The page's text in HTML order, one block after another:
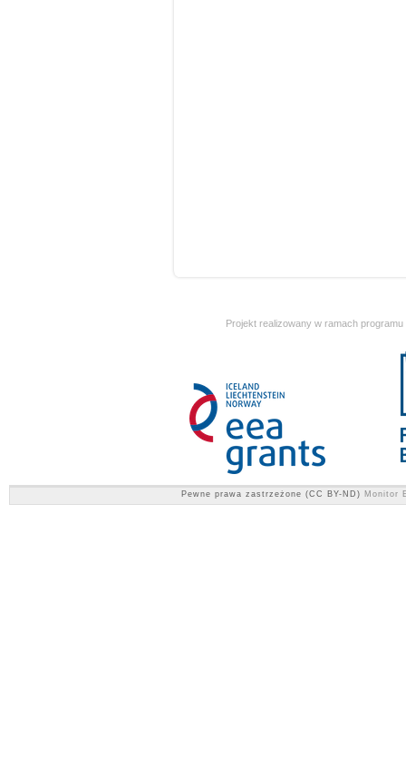
Projekt realizowany w ramach
Pewne prawa zastrzeżone (CC BY-ND) Monitor